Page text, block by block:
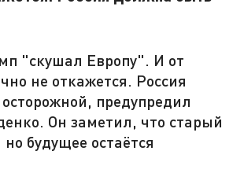
"скушал Европу". И от
не откажется. Россия
предупредил
Он заметил, что старый
будущее остаётся